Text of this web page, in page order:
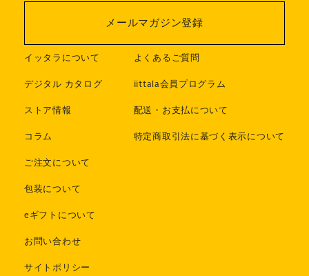
メールマガジン登録
イッタラについて
デジタル カタログ
ストア情報
コラム
ご注文について
包装について
eギフトについて
よくあるご質問
iittala会員プログラム
配送・お支払について
特定商取引法に基づく表示について
お問い合わせ
サイトポリシー